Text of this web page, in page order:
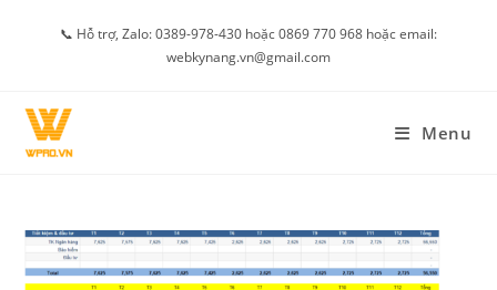
📞 Hỗ trợ, Zalo: 0389-978-430 hoặc 0869 770 968 hoặc email:
webkynang.vn@gmail.com
Menu